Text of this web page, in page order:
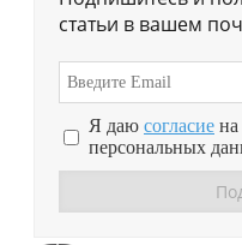
статьи в вашем
Я даю согласие на
персональных